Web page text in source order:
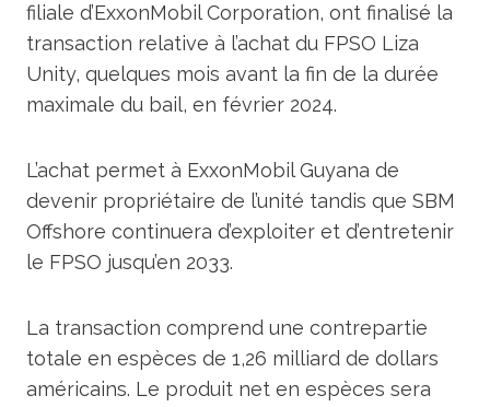
filiale d’ExxonMobil Corporation, ont finalisé la
transaction relative à l’achat du FPSO Liza
Unity, quelques mois avant la fin de la durée
maximale du bail, en février 2024.
L’achat permet à ExxonMobil Guyana de
devenir propriétaire de l’unité tandis que SBM
Offshore continuera d’exploiter et d’entretenir
le FPSO jusqu’en 2033.
La transaction comprend une contrepartie
totale en espèces de 1,26 milliard de dollars
américains. Le produit net en espèces sera